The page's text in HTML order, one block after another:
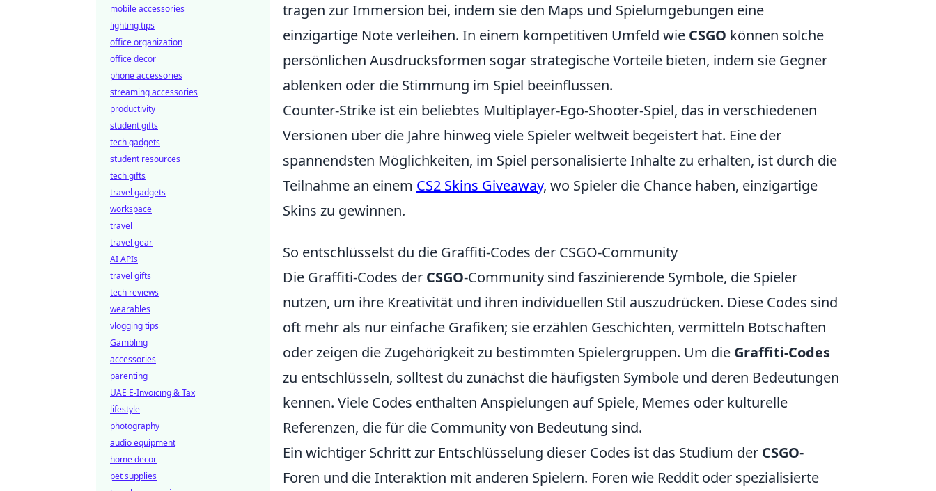
tragen zur Immersion bei, indem sie den Maps und Spielumgebungen eine
einzigartige Note verleihen. In einem kompetitiven Umfeld wie CSGO können solche
persönlichen Ausdrucksformen sogar strategische Vorteile bieten, indem sie Gegner
ablenken oder die Stimmung im Spiel beeinflussen.
Counter-Strike ist ein beliebtes Multiplayer-Ego-Shooter-Spiel, das in verschiedenen
Versionen über die Jahre hinweg viele Spieler weltweit begeistert hat. Eine der
spannendsten Möglichkeiten, im Spiel personalisierte Inhalte zu erhalten, ist durch die
Teilnahme an einem CS2 Skins Giveaway, wo Spieler die Chance haben, einzigartige
Skins zu gewinnen.
So entschlüsselst du die Graffiti-Codes der CSGO-Community
Die Graffiti-Codes der CSGO-Community sind faszinierende Symbole, die Spieler
nutzen, um ihre Kreativität und ihren individuellen Stil auszudrücken. Diese Codes sind
oft mehr als nur einfache Grafiken; sie erzählen Geschichten, vermitteln Botschaften
oder zeigen die Zugehörigkeit zu bestimmten Spielergruppen. Um die Graffiti-Codes
zu entschlüsseln, solltest du zunächst die häufigsten Symbole und deren Bedeutungen
kennen. Viele Codes enthalten Anspielungen auf Spiele, Memes oder kulturelle
Referenzen, die für die Community von Bedeutung sind.
Ein wichtiger Schritt zur Entschlüsselung dieser Codes ist das Studium der CSGO-
Foren und die Interaktion mit anderen Spielern. Foren wie Reddit oder spezialisierte
mobile accessories
lighting tips
office organization
office decor
phone accessories
streaming accessories
productivity
student gifts
tech gadgets
student resources
tech gifts
travel gadgets
workspace
travel
travel gear
AI APIs
travel gifts
tech reviews
wearables
vlogging tips
Gambling
accessories
parenting
UAE E-Invoicing & Tax
lifestyle
photography
audio equipment
home decor
pet supplies